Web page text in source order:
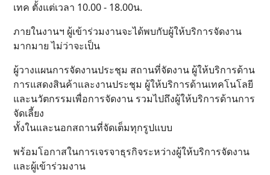
เทค ตั้งแต่เวลา 10.00 - 18.00น.
ภายในงานฯ ผู้เข้าร่วมงานจะได้พบกับผู้ให้บริการจัดงาน
มากมาย ไม่ว่าจะเป็น
ผู้วางแผนการจัดงานประชุม สถานที่จัดงาน ผู้ให้บริการด้าน
การแสดงสินค้าและงานประชุม ผู้ให้บริการด้านเทคโนโลยี
และนวัตกรรมเพื่อการจัดงาน รวมไปถึงผู้ให้บริการด้านการ
จัดเลี้ยง
ทั้งในและนอกสถานที่จัดเต็มทุกรูปแบบ
พร้อมโอกาสในการเจรจาธุรกิจระหว่างผู้ให้บริการจัดงาน
และผู้เข้าร่วมงาน